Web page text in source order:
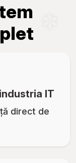
IT
direct de